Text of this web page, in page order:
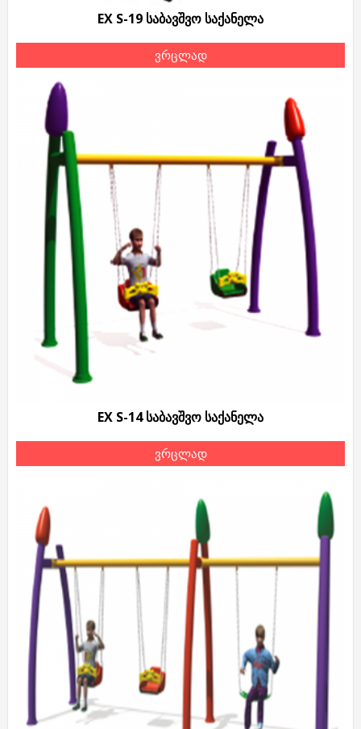
EX S-19 საბავშვო საქანელა
ვრცლად
EX S-14 საბავშვო საქანელა
ვრცლად